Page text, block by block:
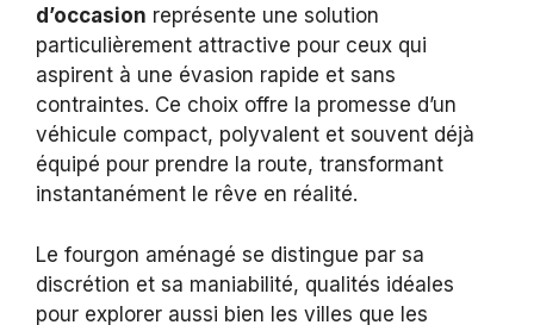
d’occasion représente une solution
particulièrement attractive pour ceux qui
aspirent à une évasion rapide et sans
contraintes. Ce choix offre la promesse d’un
véhicule compact, polyvalent et souvent déjà
équipé pour prendre la route, transformant
instantanément le rêve en réalité.
Le fourgon aménagé se distingue par sa
discrétion et sa maniabilité, qualités idéales
pour explorer aussi bien les villes que les